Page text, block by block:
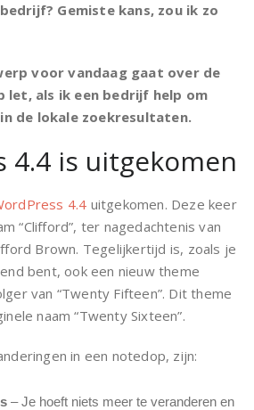
Gemiste kans, zou ik zo
voor vandaag gaat over de
let, als ik een bedrijf help om
de lokale zoekresultaten.
4.4 is uitgekomen
4.4 uitgekomen. Deze keer
“Clifford”, ter nagedachtenis van
Brown. Tegelijkertijd is, zoals je
bent, ook een nieuw theme
van “Twenty Fifteen”. Dit theme
naam “Twenty Sixteen”.
in een notedop, zijn:
– Je hoeft niets meer te veranderen en